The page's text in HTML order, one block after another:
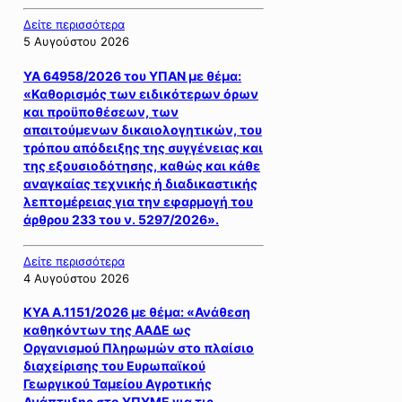
Δείτε περισσότερα
5 Αυγούστου 2026
ΥΑ 64958/2026 του ΥΠΑΝ με θέμα:
«Καθορισμός των ειδικότερων όρων
και προϋποθέσεων, των
απαιτούμενων δικαιολογητικών, του
τρόπου απόδειξης της συγγένειας και
της εξουσιοδότησης, καθώς και κάθε
αναγκαίας τεχνικής ή διαδικαστικής
λεπτομέρειας για την εφαρμογή του
άρθρου 233 του ν. 5297/2026».
Δείτε περισσότερα
4 Αυγούστου 2026
ΚΥΑ Α.1151/2026 με θέμα: «Ανάθεση
καθηκόντων της ΑΑΔΕ ως
Οργανισμού Πληρωμών στο πλαίσιο
διαχείρισης του Ευρωπαϊκού
Γεωργικού Ταμείου Αγροτικής